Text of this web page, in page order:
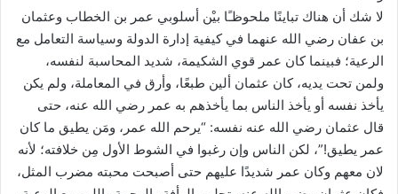
لا شك أن هناك تباينًا ملحوظـًا بيْن أسلوبي عمر بن الخطاب وعثمان
بن عفان رضي الله عنهما في كيفية إدارة الدولة وسياسة التعامل مع
الرعية؛ فبينما كان عمر قوي الشكيمة، شديد المحاسبة لنفسه،
ولمن تحت يديه، كان عثمان ألين طبعًا، وأرق في المعاملة، ولم يكن
يأخذ نفسه أو يأخذ الناس بما يأخذهم به عمر رضي الله عنه، حتى
قال عثمان رضي الله عنه نفسه: “يرحم الله عمر، ومَن يطيق ما كان
عمر يطيق!”، لكن الناس وإن رغبوا في الشوط الأول مِن خلافته؛ لأنه
لان معهم وكان عمر شديدًا عليهم حتى أصبحت محبته مضرب المثل،